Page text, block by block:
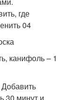
канифоль – 1
Добавить